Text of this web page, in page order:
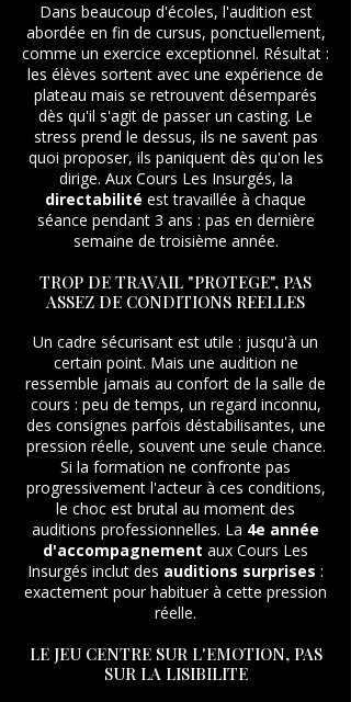
Dans beaucoup d'écoles, l'audition est
abordée en fin de cursus, ponctuellement,
comme un exercice exceptionnel. Résultat :
les élèves sortent avec une expérience de
plateau mais se retrouvent désemparés
dès qu'il s'agit de passer un casting. Le
stress prend le dessus, ils ne savent pas
quoi proposer, ils paniquent dès qu'on les
dirige. Aux Cours Les Insurgés, la
directabilité est travaillée à chaque
séance pendant 3 ans : pas en dernière
semaine de troisième année.
TROP DE TRAVAIL "PROTEGE", PAS
ASSEZ DE CONDITIONS REELLES
Un cadre sécurisant est utile : jusqu'à un
certain point. Mais une audition ne
ressemble jamais au confort de la salle de
cours : peu de temps, un regard inconnu,
des consignes parfois déstabilisantes, une
pression réelle, souvent une seule chance.
Si la formation ne confronte pas
progressivement l'acteur à ces conditions,
le choc est brutal au moment des
auditions professionnelles. La 4e année
d'accompagnement aux Cours Les
Insurgés inclut des auditions surprises :
exactement pour habituer à cette pression
réelle.
LE JEU CENTRE SUR L'EMOTION, PAS
SUR LA LISIBILITE